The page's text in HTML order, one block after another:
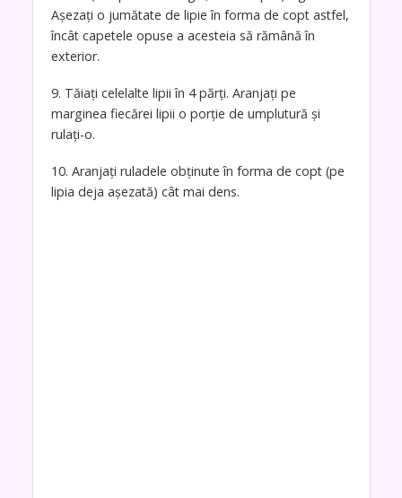
Așezați o jumătate de lipie în forma de copt astfel,
încât capetele opuse a acesteia să rămână în
exterior.
9. Tăiați celelalte lipii în 4 părți. Aranjați pe
marginea fiecărei lipii o porție de umplutură și
rulați-o.
10. Aranjați ruladele obținute în forma de copt (pe
lipia deja așezată) cât mai dens.